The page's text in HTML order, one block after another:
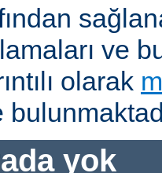
ve
olarak
yok